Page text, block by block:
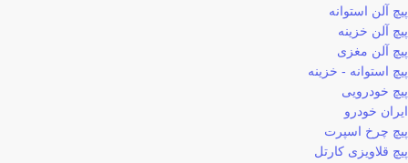
پیچ آلن استوانه
پیچ آلن خزینه
پیچ آلن مغزی
پیچ استوانه - خزینه
پیچ خودرویی
ایران خودرو
پیچ چرخ اسپرت
پیچ قلاویزی کارتل